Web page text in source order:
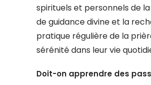
spirituels et personnels de
de guidance divine et la
pratique régulière de la
sérénité dans leur vie
Doit-on apprendre des